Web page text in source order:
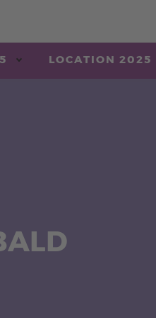
LOCATION 2025